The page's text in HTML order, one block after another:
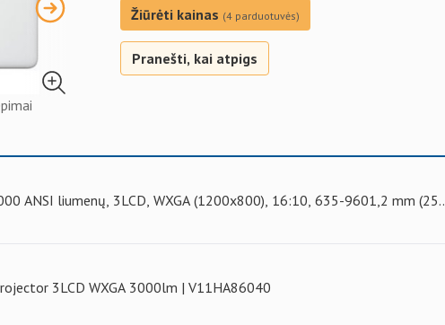
Žiūrėti kainas (4 parduotuvės)
Pranešti, kai atpigs
ANSI liumenų, 3LCD, WXGA (1200x800), 16:10, 635-9601,2 mm (25..
3LCD WXGA 3000lm | V11HA86040